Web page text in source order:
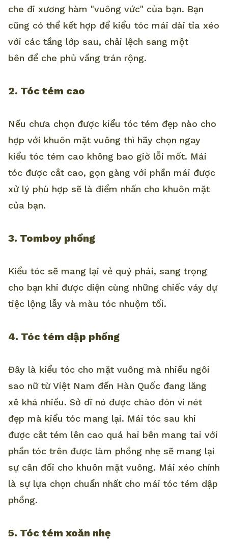
che đi xương hàm "vuông vức" của bạn. Bạn
cũng có thể kết hợp để kiểu tóc mái dài tỉa xéo
với các tầng lớp sau, chải lệch sang một
bên để che phủ vầng trán rộng.
2. Tóc tém cao
Nếu chưa chọn được kiểu tóc tém đẹp nào cho
hợp với khuôn mặt vuông thì hãy chọn ngay
kiểu tóc tém cao không bao giờ lỗi mốt. Mái
tóc được cắt cao, gọn gàng với phần mái được
xử lý phù hợp sẽ là điểm nhấn cho khuôn mặt
của bạn.
3. Tomboy phồng
Kiểu tóc sẽ mang lại vẻ quý phái, sang trọng
cho bạn khi được diện cùng những chiếc váy dự
tiệc lộng lẫy và màu tóc nhuộm tối.
4. Tóc tém dập phồng
Đây là kiểu tóc cho mặt vuông mà nhiều ngôi
sao nữ từ Việt Nam đến Hàn Quốc đang lăng
xê khá nhiều. Sở dĩ nó được chào đón vì nét
đẹp mà kiểu tóc mang lại. Mái tóc sau khi
được cắt tém lên cao quá hai bên mang tai với
phần tóc trên được làm phồng nhẹ sẽ mang lại
sự cân đối cho khuôn mặt vuông. Mái xéo chính
là sự lựa chọn chuẩn nhất cho mái tóc tém dập
phồng.
5. Tóc tém xoăn nhẹ